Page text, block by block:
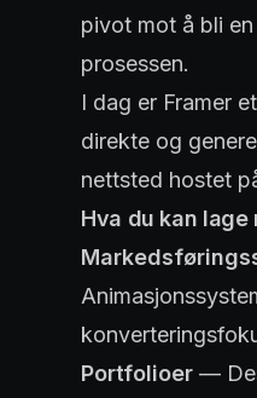
pivot mot å bli
prosessen.
I dag er Framer
direkte og
nettsted hostet
Hva du kan lage
Portfolioer —